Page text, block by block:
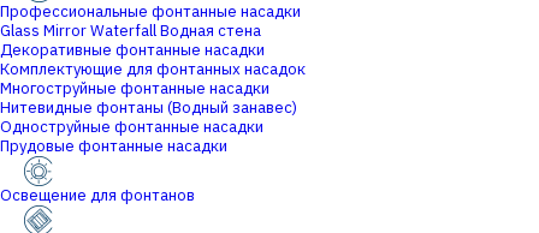
Профессиональные фонтанные насадки
Glass Mirror Waterfall Водная стена
Декоративные фонтанные насадки
Комплектующие для фонтанных насадок
Многоструйные фонтанные насадки
Нитевидные фонтаны (Водный занавес)
Одноструйные фонтанные насадки
Прудовые фонтанные насадки
Освещение для фонтанов